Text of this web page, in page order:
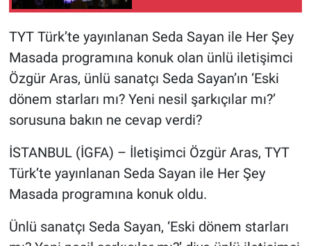
TYT Türk’te yayınlanan Seda Sayan ile Her Şey
Masada programına konuk olan ünlü iletişimci
Özgür Aras, ünlü sanatçı Seda Sayan’ın ‘Eski
dönem starları mı? Yeni nesil şarkıçılar mı?’
sorusuna bakın ne cevap verdi?
İSTANBUL (İGFA) – İletişimci Özgür Aras, TYT
Türk’te yayınlanan Seda Sayan ile Her Şey
Masada programına konuk oldu.
Ünlü sanatçı Seda Sayan, ‘Eski dönem starları